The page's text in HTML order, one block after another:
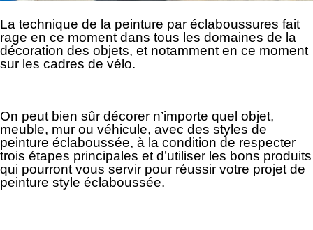
La technique de la peinture par éclaboussures fait
rage en ce moment dans tous les domaines de la
décoration des objets, et notamment en ce moment
sur les cadres de vélo.
On peut bien sûr décorer n’importe quel objet,
meuble, mur ou véhicule, avec des styles de
peinture éclaboussée, à la condition de respecter
trois étapes principales et d’utiliser les bons produits
qui pourront vous servir pour réussir votre projet de
peinture style éclaboussée.